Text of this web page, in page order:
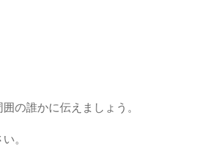
の誰かに伝えましょう。
。